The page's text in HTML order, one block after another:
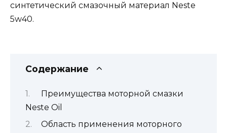
синтетический смазочный материал Neste
5w40.
Содержание
Преимущества моторной смазки
Neste Oil
Область применения моторного